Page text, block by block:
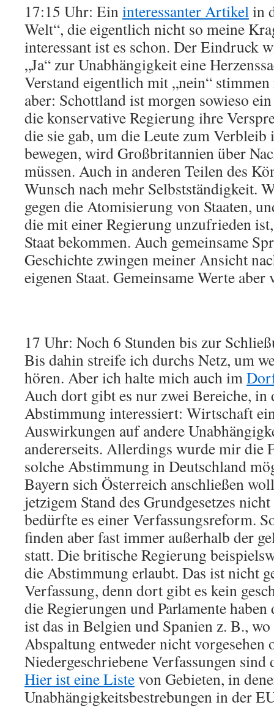
17:15 Uhr: Eininteressanter Artikelin
Welt“, die eigentlich nicht so meine
interessant ist es schon. Der Eindruck
„Ja“ zur Unabhängigkeit eine
Verstand eigentlich mit „nein“
aber: Schottland ist morgen sowieso
die konservative Regierung ihre
die sie gab, um die Leute zum
bewegen, wird Großbritannien über
müssen. Auch in anderen Teilen des
Wunsch nach mehr Selbstständigkeit.
gegen die Atomisierung von Staaten,
die mit einer Regierung unzufrieden
Staat bekommen. Auch gemeinsame
Geschichte zwingen meiner Ansicht
eigenen Staat. Gemeinsame Werte
17 Uhr: Noch 6 Stunden bis zur
Bis dahin streife ich durchs Netz, um
hören. Aber ich halte mich auch im
Auch dort gibt es nur zwei Bereiche, in
Abstimmung interessiert: Wirtschaft
Auswirkungen auf andere
andererseits. Allerdings wurde mir die
solche Abstimmung in Deutschland
Bayern sich Österreich anschließen
jetzigem Stand des Grundgesetzes
bedürfte es einer Verfassungsreform.
finden aber fast immer außerhalb der
statt. Die britische Regierung
die Abstimmung erlaubt. Das ist nicht
Verfassung, denn dort gibt es kein
die Regierungen und Parlamente
ist das in Belgien und Spanien z. B.,
Abspaltung entweder nicht vorgesehen
Niedergeschriebene Verfassungen
Hier ist eine Listevon Gebieten, in
Unabhängigkeitsbestrebungen in der